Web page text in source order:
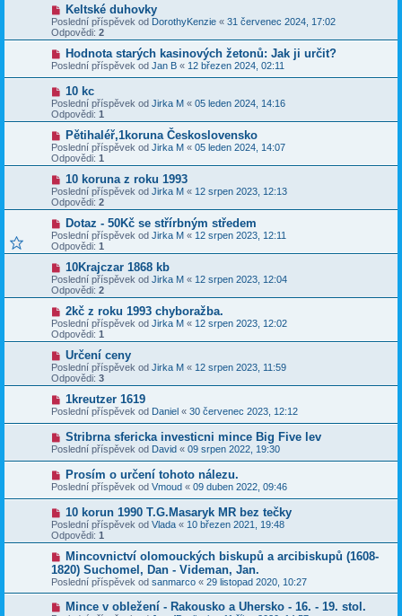
Keltské duhovky
Poslední příspěvek od DorothyKenzie « 31 červenec 2024, 17:02
Odpovědi: 2
Hodnota starých kasinových žetonů: Jak ji určit?
Poslední příspěvek od Jan B « 12 březen 2024, 02:11
10 kc
Poslední příspěvek od Jirka M « 05 leden 2024, 14:16
Odpovědi: 1
Pětihaléř,1koruna Československo
Poslední příspěvek od Jirka M « 05 leden 2024, 14:07
Odpovědi: 1
10 koruna z roku 1993
Poslední příspěvek od Jirka M « 12 srpen 2023, 12:13
Odpovědi: 2
Dotaz - 50Kč se střírbným středem
Poslední příspěvek od Jirka M « 12 srpen 2023, 12:11
Odpovědi: 1
10Krajczar 1868 kb
Poslední příspěvek od Jirka M « 12 srpen 2023, 12:04
Odpovědi: 2
2kč z roku 1993 chyboražba.
Poslední příspěvek od Jirka M « 12 srpen 2023, 12:02
Odpovědi: 1
Určení ceny
Poslední příspěvek od Jirka M « 12 srpen 2023, 11:59
Odpovědi: 3
1kreutzer 1619
Poslední příspěvek od Daniel « 30 červenec 2023, 12:12
Stribrna sfericka investicni mince Big Five lev
Poslední příspěvek od David « 09 srpen 2022, 19:30
Prosím o určení tohoto nálezu.
Poslední příspěvek od Vmoud « 09 duben 2022, 09:46
10 korun 1990 T.G.Masaryk MR bez tečky
Poslední příspěvek od Vlada « 10 březen 2021, 19:48
Odpovědi: 1
Mincovnictví olomouckých biskupů a arcibiskupů (1608-
1820) Suchomel, Dan - Videman, Jan.
Poslední příspěvek od sanmarco « 29 listopad 2020, 10:27
Mince v obležení - Rakousko a Uhersko - 16. - 19. stol.